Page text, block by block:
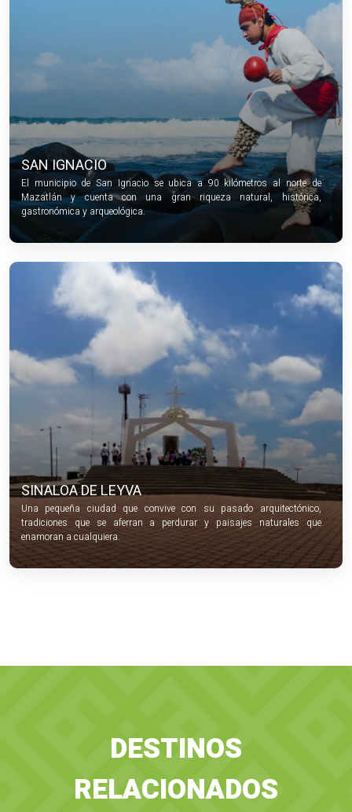
SAN IGNACIO
El municipio de San Ignacio se ubica a 90 kilómetros al norte de
Mazatlán y cuenta con una gran riqueza natural, histórica,
gastronómica y arqueológica.
SINALOA DE LEYVA
Una pequeña ciudad que convive con su pasado arquitectónico,
tradiciones que se aferran a perdurar y paisajes naturales que
enamoran a cualquiera.
DESTINOS
RELACIONADOS